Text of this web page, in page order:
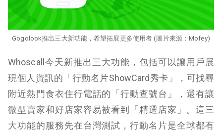
Gogolook推出三大新功能，希望拓展更多使用者 (圖片來源：Mofey)
Whoscall今天新推出三大功能，包括可以讓用戶展
現個人資訊的「行動名片ShowCard秀卡」，可找尋
附近熱門食衣住行電話的「行動查號台」，還有讓
微型賣家和好店家容易被看到「精選店家」。這三
大功能的服務先在台灣測試，行動名片是全球都有